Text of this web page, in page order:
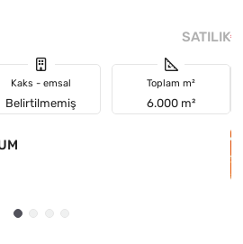
SATILIK
Kaks - emsal
Belirtilmemiş
Toplam m²
6.000 m²
₺